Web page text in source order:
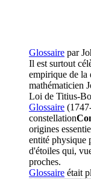
Glossaire par
Il est surtout
empirique de la
mathématicien
Loi de Titius-
Glossaire
constellation
origines
entité physique
d'étoiles qui,
proches.
Glossaire était